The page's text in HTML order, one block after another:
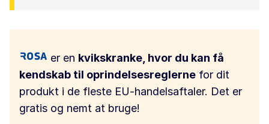
er en kvikskranke, hvor du kan få
kendskab til oprindelsesreglerne for dit
produkt i de fleste EU-handelsaftaler. Det er
gratis og nemt at bruge!